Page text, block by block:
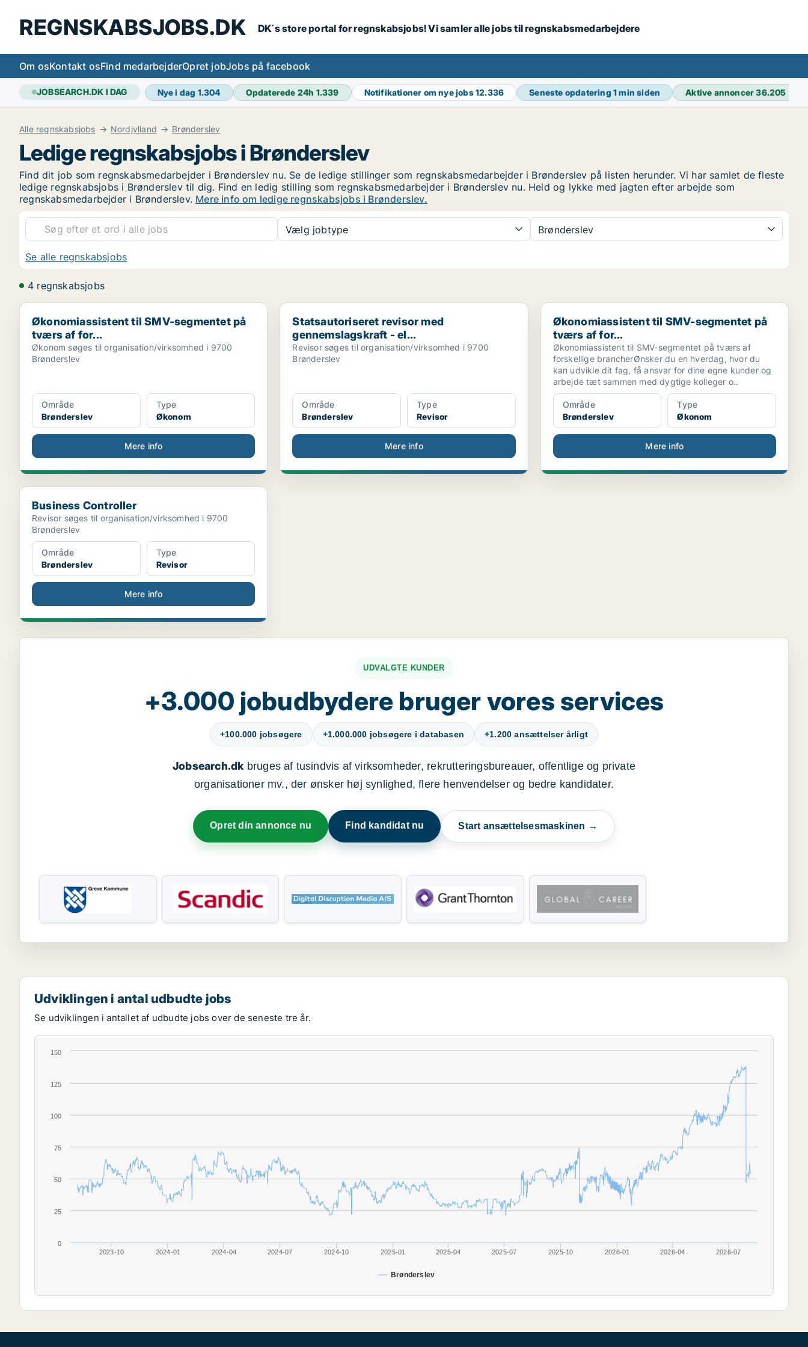
REGNSKABSJOBS.DK DK´s store portal for regnskabsjobs! Vi samler alle jobs til regnskabsmedarbejdere
Om osKontakt osFind medarbejderOpret jobJobs på facebook
JOBSEARCH.DK I DAG Nye i dag 1.304 Opdaterede 24h 1.339 Notifikationer om nye jobs12.336 Seneste opdatering1 min siden Aktive annoncer36.205
Alle regnskabsjobs Nordjylland Brønderslev
Ledige regnskabsjobs i Brønderslev
Find dit job som regnskabsmedarbejder i Brønderslev nu. Se de ledige stillinger som regnskabsmedarbejder i Brønderslev på listen herunder. Vi har samlet de fleste
ledige regnskabsjobs i Brønderslev til dig. Find en ledig stilling som regnskabsmedarbejder i Brønderslev nu. Held og lykke med jagten efter arbejde som
regnskabsmedarbejder i Brønderslev. Mere info om ledige regnskabsjobs i Brønderslev.
Vælg jobtype Brønderslev
Se alle regnskabsjobs
4 regnskabsjobs
Økonomiassistent til SMV-segmentet på tværs af for...
Økonomiassistent til SMV-segmentet på
tværs af for...
Økonom søges til organisation/virksomhed i 9700
Brønderslev
Område
Brønderslev
Type
Økonom
Mere info
Statsautoriseret revisor med gennemslagskraft - el...
Statsautoriseret revisor med
gennemslagskraft - el...
Revisor søges til organisation/virksomhed i 9700
Brønderslev
Område
Brønderslev
Type
Revisor
Mere info
Økonomiassistent til SMV-segmentet på tværs af for...
Økonomiassistent til SMV-segmentet på
tværs af for...
Økonomiassistent til SMV-segmentet på tværs af
forskellige brancherØnsker du en hverdag, hvor du
kan udvikle dit fag, få ansvar for dine egne kunder og
arbejde tæt sammen med dygtige kolleger o..
Område
Brønderslev
Type
Økonom
Mere info
Business Controller
Business Controller
Revisor søges til organisation/virksomhed i 9700
Brønderslev
Område
Brønderslev
Type
Revisor
Mere info
UDVALGTE KUNDER
+3.000 jobudbydere bruger vores services
+100.000 jobsøgere +1.000.000 jobsøgere i databasen +1.200 ansættelser årligt
Jobsearch.dkbruges af tusindvis af virksomheder, rekrutteringsbureauer, offentlige og private
organisationer mv., der ønsker høj synlighed, flere henvendelser og bedre kandidater.
Opret din annonce nu Find kandidat nu Start ansættelsesmaskinen →
Udviklingen i antal udbudte jobs
Se udviklingen i antallet af udbudte jobs over de seneste tre år.
Brønderslev
2023-10 2024-01 2024-04 2024-07 2024-10 2025-01 2025-04 2025-07 2025-10 2026-01 2026-04 2026-07
0
25
50
75
100
125
150